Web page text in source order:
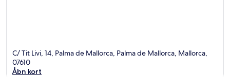
C/ Tit Livi, 14, Palma de Mallorca, Palma de Mallorca, Mallorca,
07610
Åbn kort